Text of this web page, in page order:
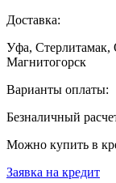
Доставка:
Уфа, Стерлитамак,
Магнитогорск
Варианты оплаты:
Безналичный
Можно купить в
Заявка на кредит